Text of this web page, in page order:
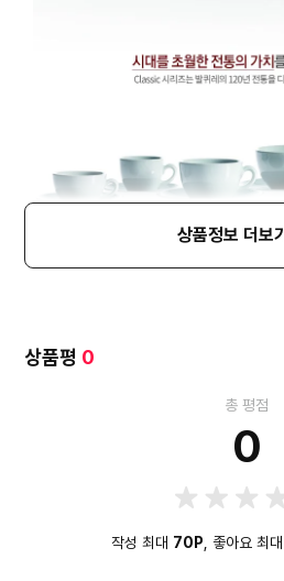
상품정보 더보기
상품평 0
총 평점
0
작성 최대 70P , 좋아요 최대